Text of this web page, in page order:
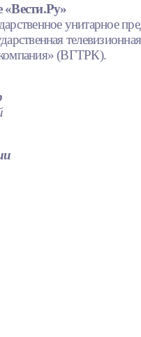
«Вести.Ру»
унитарное
(ВГТРК).